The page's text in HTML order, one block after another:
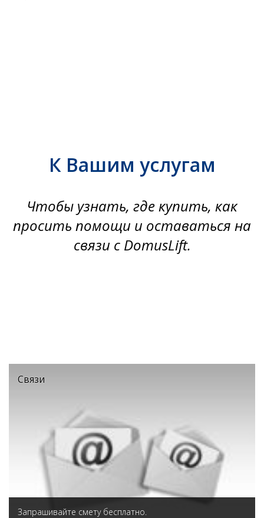
К Вашим услугам
Чтобы узнать, где купить, как
просить помощи и оставаться на
связи с DomusLift.
Связи
Запрашивайте смету бесплатно.